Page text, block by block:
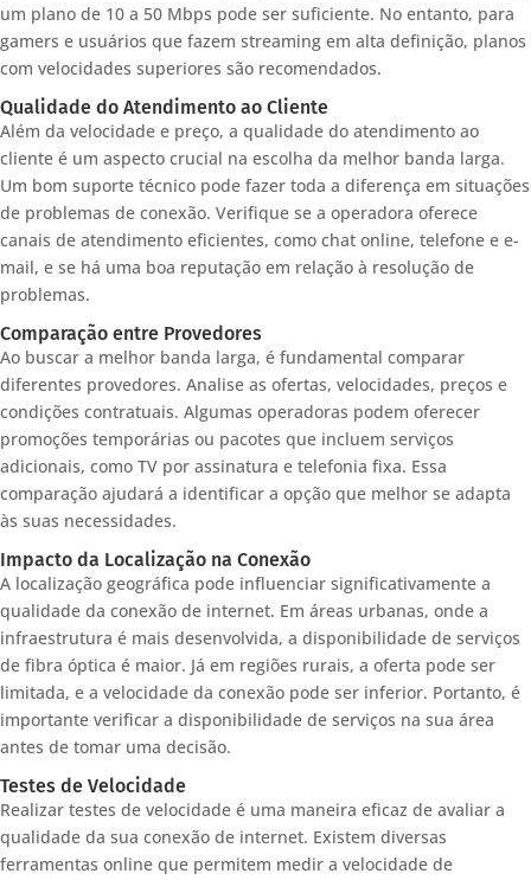
um plano de 10 a 50 Mbps pode ser suficiente. No entanto, para
gamers e usuários que fazem streaming em alta definição, planos
com velocidades superiores são recomendados.
Qualidade do Atendimento ao Cliente
Além da velocidade e preço, a qualidade do atendimento ao
cliente é um aspecto crucial na escolha da melhor banda larga.
Um bom suporte técnico pode fazer toda a diferença em situações
de problemas de conexão. Verifique se a operadora oferece
canais de atendimento eficientes, como chat online, telefone e e-
mail, e se há uma boa reputação em relação à resolução de
problemas.
Comparação entre Provedores
Ao buscar a melhor banda larga, é fundamental comparar
diferentes provedores. Analise as ofertas, velocidades, preços e
condições contratuais. Algumas operadoras podem oferecer
promoções temporárias ou pacotes que incluem serviços
adicionais, como TV por assinatura e telefonia fixa. Essa
comparação ajudará a identificar a opção que melhor se adapta
às suas necessidades.
Impacto da Localização na Conexão
A localização geográfica pode influenciar significativamente a
qualidade da conexão de internet. Em áreas urbanas, onde a
infraestrutura é mais desenvolvida, a disponibilidade de serviços
de fibra óptica é maior. Já em regiões rurais, a oferta pode ser
limitada, e a velocidade da conexão pode ser inferior. Portanto, é
importante verificar a disponibilidade de serviços na sua área
antes de tomar uma decisão.
Testes de Velocidade
Realizar testes de velocidade é uma maneira eficaz de avaliar a
qualidade da sua conexão de internet. Existem diversas
ferramentas online que permitem medir a velocidade de